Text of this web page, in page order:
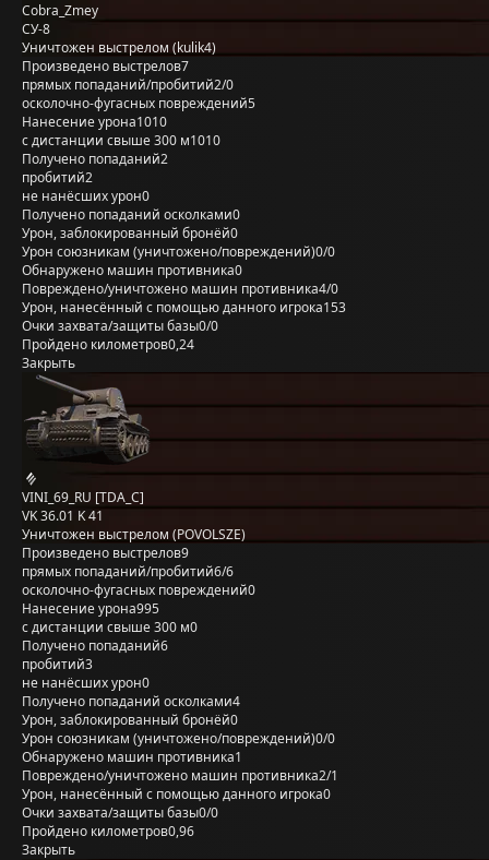
Cobra_Zmey
СУ-8
Уничтожен выстрелом (kulik4)
Произведено выстрелов7
прямых попаданий/пробитий2/0
осколочно-фугасных повреждений5
Нанесение урона1010
с дистанции свыше 300 м1010
Получено попаданий2
пробитий2
не нанёсших урон0
Получено попаданий осколками0
Урон, заблокированный бронёй0
Урон союзникам (уничтожено/повреждений)0/0
Обнаружено машин противника0
Повреждено/уничтожено машин противника4/0
Урон, нанесённый с помощью данного игрока153
Очки захвата/защиты базы0/0
Пройдено километров0,24
Закрыть
VINI_69_RU [TDA_C]
VK 36.01 K 41
Уничтожен выстрелом (POVOLSZE)
Произведено выстрелов9
прямых попаданий/пробитий6/6
осколочно-фугасных повреждений0
Нанесение урона995
с дистанции свыше 300 м0
Получено попаданий6
пробитий3
не нанёсших урон0
Получено попаданий осколками4
Урон, заблокированный бронёй0
Урон союзникам (уничтожено/повреждений)0/0
Обнаружено машин противника1
Повреждено/уничтожено машин противника2/1
Урон, нанесённый с помощью данного игрока0
Очки захвата/защиты базы0/0
Пройдено километров0,96
Закрыть